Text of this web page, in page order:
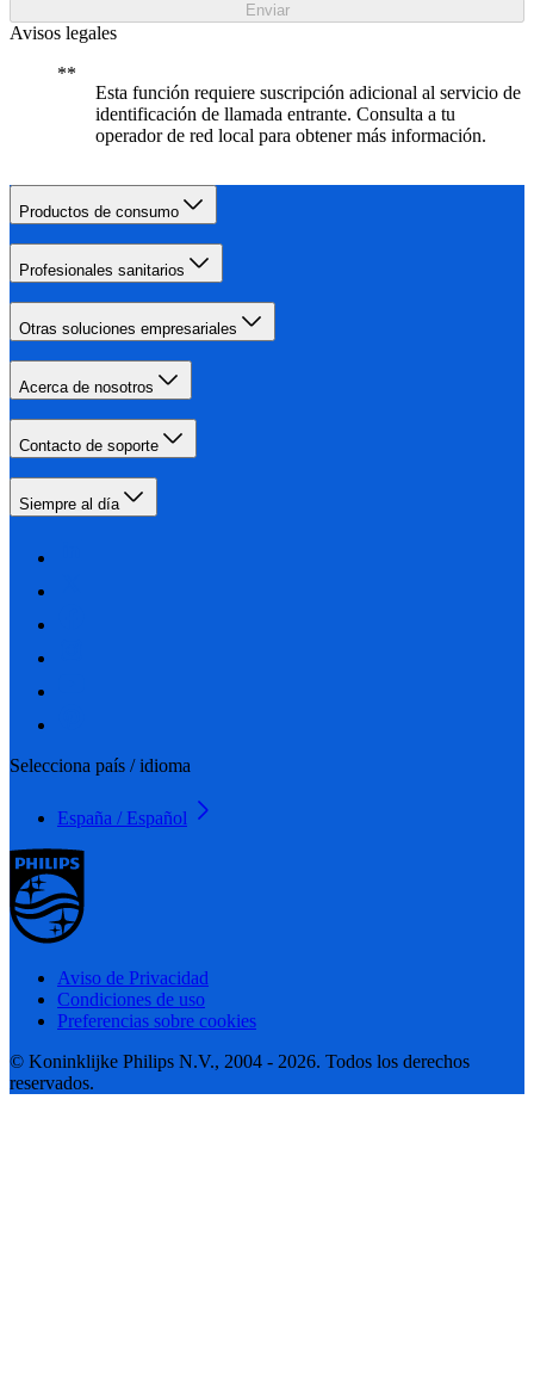
Enviar
Avisos legales
Esta función requiere suscripción adicional al servicio de
identificación de llamada entrante. Consulta a tu
operador de red local para obtener más información.
Productos de consumo
Profesionales sanitarios
Otras soluciones empresariales
Acerca de nosotros
Contacto de soporte
Siempre al día
Selecciona país / idioma
España / Español
Aviso de Privacidad
Condiciones de uso
Preferencias sobre cookies
© Koninklijke Philips N.V., 2004 - 2026. Todos los derechos
reservados.